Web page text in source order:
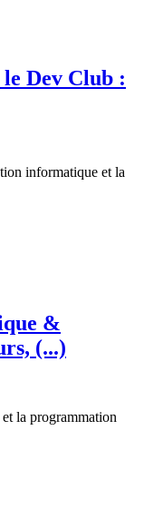
Dev Club :
informatique et la
&
(...)
la programmation